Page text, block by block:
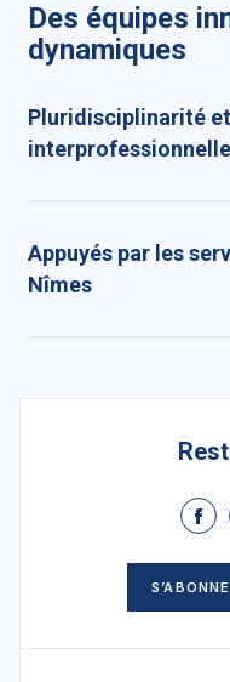
Des équipes
dynamiques
Pluridisciplinarité
interprofessionnelle
Appuyés par les
Nîmes